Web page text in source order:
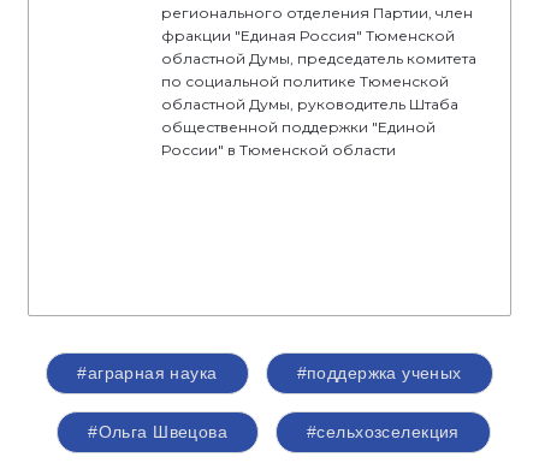
регионального отделения Партии, член
фракции "Единая Россия" Тюменской
областной Думы, председатель комитета
по социальной политике Тюменской
областной Думы, руководитель Штаба
общественной поддержки "Единой
России" в Тюменской области
#аграрная наука #поддержка ученых
#Ольга Швецова #сельхозселекция